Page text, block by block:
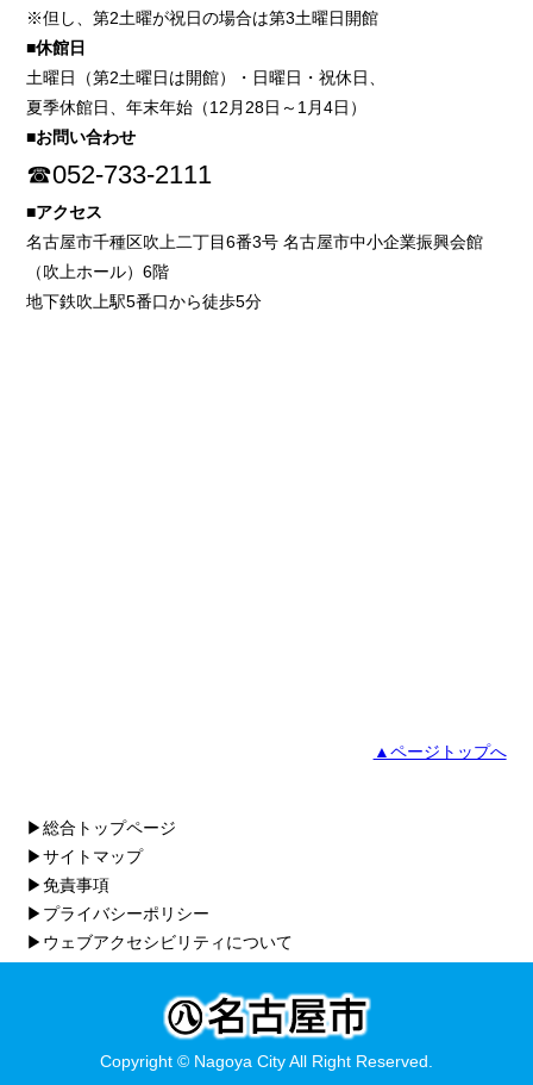
※但し、第2土曜が祝日の場合は第3土曜日開館
■休館日
土曜日（第2土曜日は開館）・日曜日・祝休日、
夏季休館日、年末年始（12月28日～1月4日）
■お問い合わせ
☎052-733-2111
■アクセス
名古屋市千種区吹上二丁目6番3号 名古屋市中小企業振興会館
（吹上ホール）6階
地下鉄吹上駅5番口から徒歩5分
▲ページトップへ
▶総合トップページ
▶サイトマップ
▶免責事項
▶プライバシーポリシー
▶ウェブアクセシビリティについて
Copyright © Nagoya City All Right Reserved.